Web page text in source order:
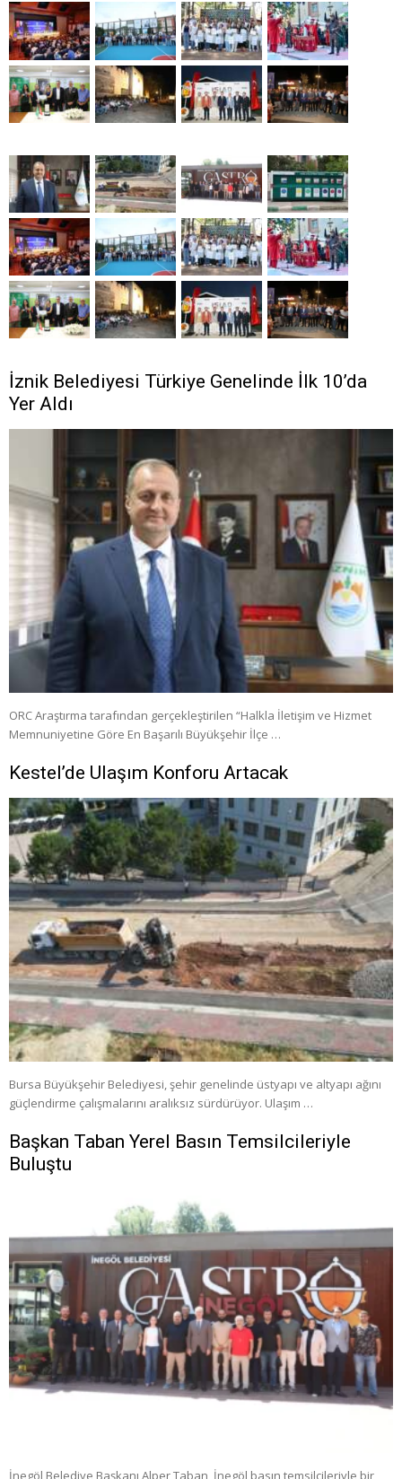
İznik Belediyesi Türkiye Genelinde İlk 10’da
Yer Aldı
ORC Araştırma tarafından gerçekleştirilen “Halkla İletişim ve Hizmet
Memnuniyetine Göre En Başarılı Büyükşehir İlçe …
Kestel’de Ulaşım Konforu Artacak
Bursa Büyükşehir Belediyesi, şehir genelinde üstyapı ve altyapı ağını
güçlendirme çalışmalarını aralıksız sürdürüyor. Ulaşım …
Başkan Taban Yerel Basın Temsilcileriyle
Buluştu
İnegöl Belediye Başkanı Alper Taban, İnegöl basın temsilcileriyle bir